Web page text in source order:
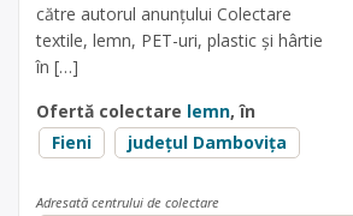
către autorul anunțului Colectare
textile, lemn, PET-uri, plastic și hârtie
în […]
Ofertă colectare lemn, în
Fieni
județul Dambovița
Adresată centrului de colectare